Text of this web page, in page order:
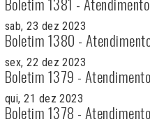
sab, 23 dez 2023
Boletim 1380 -
sex, 22 dez 2023
Boletim 1379 -
qui, 21 dez 2023
Boletim 1378 -